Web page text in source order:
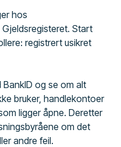
hos
Start
registrert usikret
og se om alt
bruker, handlekontoer
ligger åpne. Deretter
om det
andre feil.